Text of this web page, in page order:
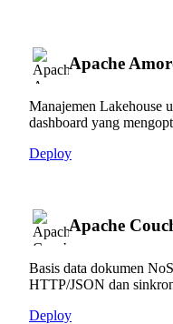
Apache
Manajemen Lakehouse
dashboard yang
Deploy
Apache
Basis data dokumen
HTTP/JSON dan
Deploy